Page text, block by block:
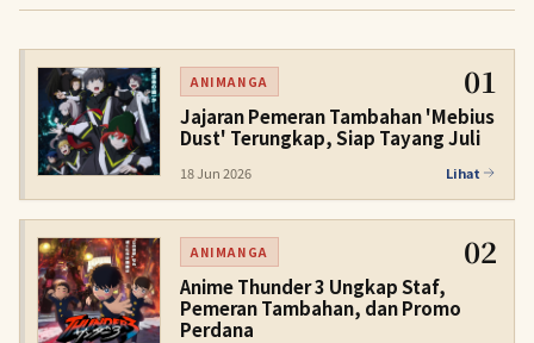
ANIMANGA 01
Jajaran Pemeran Tambahan 'Mebius
Dust' Terungkap, Siap Tayang Juli
18 Jun 2026 Lihat
ANIMANGA 02
Anime Thunder 3 Ungkap Staf,
Pemeran Tambahan, dan Promo
Perdana